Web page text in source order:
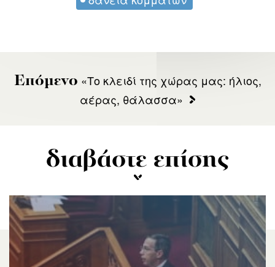
Επόμενο «Το κλειδί της χώρας μας: ήλιος,
αέρας, θάλασσα»
διαβάστε επίσης